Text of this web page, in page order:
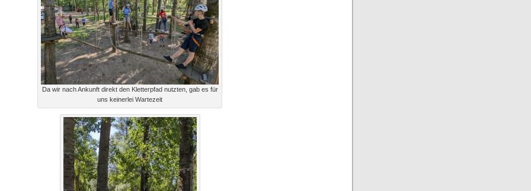
Da wir nach Ankunft direkt den Kletterpfad nutzten, gab es für
uns keinerlei Wartezeit